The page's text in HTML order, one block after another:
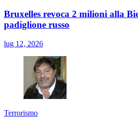
Bruxelles revoca 2 milioni alla
padiglione russo
lug 12, 2026
Terrorismo